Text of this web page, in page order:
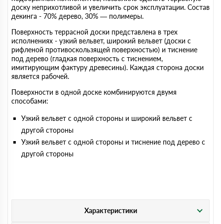
доску неприхотливой и увеличить срок эксплуатации. Состав
декинга - 70% дерево, 30% — полимеры.
Поверхность террасной доски представлена в трех
исполнениях - узкий вельвет, широкий вельвет (доски с
рифленой противоскользящей поверхностью) и тиснение
под дерево (гладкая поверхность с тиснением,
имитирующим фактуру древесины). Каждая сторона доски
является рабочей.
Поверхности в одной доске комбинируются двумя
способами:
Узкий вельвет с одной стороны и широкий вельвет с
другой стороны
Узкий вельвет с одной стороны и тиснение под дерево с
другой стороны
Характеристики